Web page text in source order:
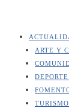
ARTE Y
TURISMO